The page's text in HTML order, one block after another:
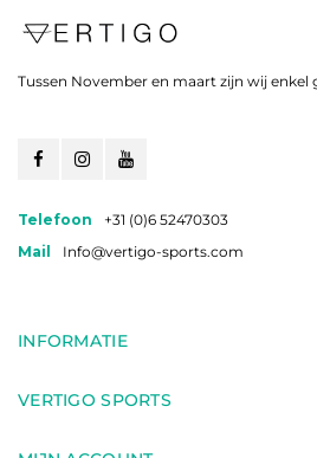
Tussen November en maart zijn wij enkel
Telefoon
+31 (0)6 52470303
Mail
Info@vertigo-sports.com
INFORMATIE
VERTIGO SPORTS